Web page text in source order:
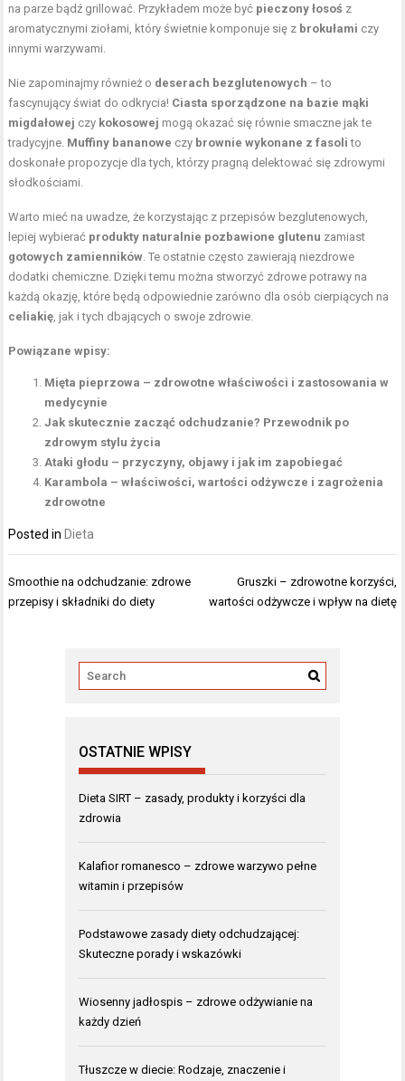
na parze bądź grillować. Przykładem może być pieczony łosoś z
aromatycznymi ziołami, który świetnie komponuje się z brokułami czy
innymi warzywami.
Nie zapominajmy również o deserach bezglutenowych – to
fascynujący świat do odkrycia! Ciasta sporządzone na bazie mąki
migdałowej czy kokosowej mogą okazać się równie smaczne jak te
tradycyjne. Muffiny bananowe czy brownie wykonane z fasoli to
doskonałe propozycje dla tych, którzy pragną delektować się zdrowymi
słodkościami.
Warto mieć na uwadze, że korzystając z przepisów bezglutenowych,
lepiej wybierać produkty naturalnie pozbawione glutenu zamiast
gotowych zamienników . Te ostatnie często zawierają niezdrowe
dodatki chemiczne. Dzięki temu można stworzyć zdrowe potrawy na
każdą okazję, które będą odpowiednie zarówno dla osób cierpiących na
celiakię , jak i tych dbających o swoje zdrowie.
Powiązane wpisy:
Mięta pieprzowa – zdrowotne właściwości i zastosowania w
medycynie
Jak skutecznie zacząć odchudzanie? Przewodnik po
zdrowym stylu życia
Ataki głodu – przyczyny, objawy i jak im zapobiegać
Karambola – właściwości, wartości odżywcze i zagrożenia
zdrowotne
Posted in Dieta
Nawigacja
wpisu
Smoothie na odchudzanie: zdrowe
przepisy i składniki do diety
Gruszki – zdrowotne korzyści,
wartości odżywcze i wpływ na dietę
OSTATNIE WPISY
Dieta SIRT – zasady, produkty i korzyści dla
zdrowia
Kalafior romanesco – zdrowe warzywo pełne
witamin i przepisów
Podstawowe zasady diety odchudzającej:
Skuteczne porady i wskazówki
Wiosenny jadłospis – zdrowe odżywianie na
każdy dzień
Tłuszcze w diecie: Rodzaje, znaczenie i